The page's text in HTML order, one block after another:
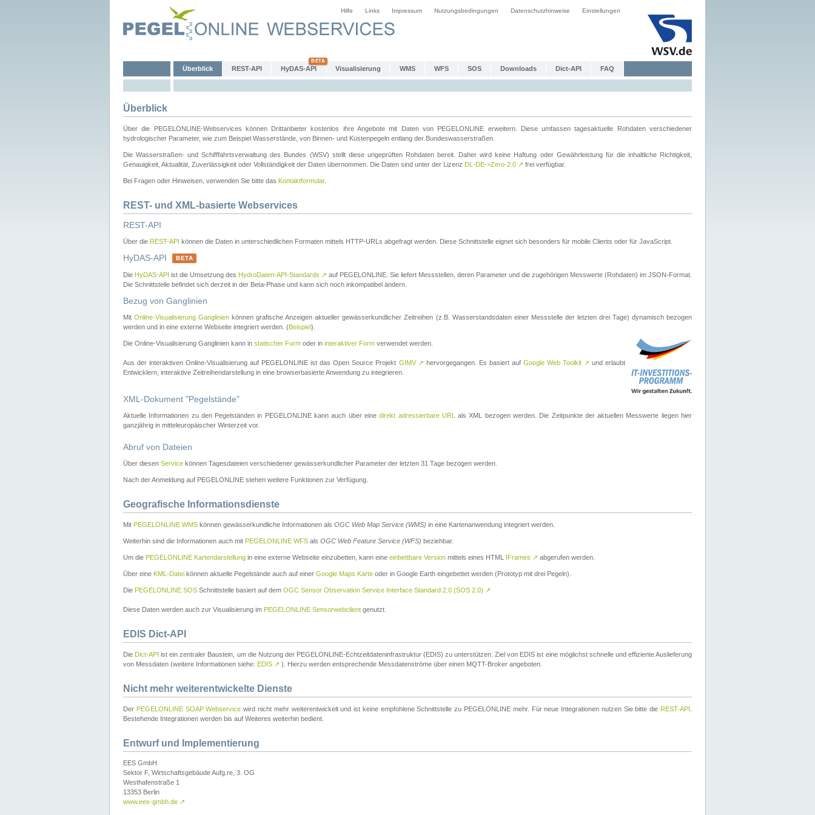
Hilfe Links Impressum Nutzungsbedingungen Datenschutzhinweise Einstellungen
Überblick REST-API HyDAS-API Visualisierung WMS WFS SOS Downloads Dict-API FAQ
Überblick
Über die PEGELONLINE-Webservices können Drittanbieter kostenlos ihre Angebote mit Daten von PEGELONLINE erweitern. Diese umfassen tagesaktuelle Rohdaten verschiedener
hydrologischer Parameter, wie zum Beispiel Wasserstände, von Binnen- und Küstenpegeln entlang der Bundeswasserstraßen.
Die Wasserstraßen- und Schifffahrtsverwaltung des Bundes (WSV) stellt diese ungeprüften Rohdaten bereit. Daher wird keine Haftung oder Gewährleistung für die inhaltliche Richtigkeit,
Genauigkeit, Aktualität, Zuverlässigkeit oder Vollständigkeit der Daten übernommen. Die Daten sind unter der Lizenz DL-DE->Zero-2.0 ↗ frei verfügbar.
Bei Fragen oder Hinweisen, verwenden Sie bitte das Kontaktformular.
REST- und XML-basierte Webservices
REST-API
Über die REST-API können die Daten in unterschiedlichen Formaten mittels HTTP-URLs abgefragt werden. Diese Schnittstelle eignet sich besonders für mobile Clients oder für JavaScript.
HyDAS-API BETA
Die HyDAS-API ist die Umsetzung des HydroDaten-API-Standards ↗ auf PEGELONLINE. Sie liefert Messstellen, deren Parameter und die zugehörigen Messwerte (Rohdaten) im JSON-Format.
Die Schnittstelle befindet sich derzeit in der Beta-Phase und kann sich noch inkompatibel ändern.
Bezug von Ganglinien
MitOnline-Visualisierung Ganglinien können grafische Anzeigen aktueller gewässerkundlicher Zeitreihen (z.B. Wasserstandsdaten einer Messstelle der letzten drei Tage) dynamisch bezogen
werden und in eine externe Webseite integriert werden. (Beispiel).
Die Online-Visualisierung Ganglinien kann in statischer Form oder in interaktiver Form verwendet werden.
Aus der interaktiven Online-Visualisierung auf PEGELONLINE ist das Open Source Projekt GIMV ↗ hervorgegangen. Es basiert auf Google Web Toolkit ↗ und erlaubt
Entwicklern, interaktive Zeitreihendarstellung in eine browserbasierte Anwendung zu integrieren.
XML-Dokument "Pegelstände"
Aktuelle Informationen zu den Pegelständen in PEGELONLINE kann auch über einedirekt adressierbare URL
als XML bezogen werden. Die Zeitpunkte der aktuellen Messwerte liegen hier
ganzjährig in mitteleuropäischer Winterzeit vor.
Abruf von Dateien
Über diesen Service können Tagesdateien verschiedener gewässerkundlicher Parameter der letzten 31 Tage bezogen werden.
Nach der Anmeldung auf PEGELONLINE stehen weitere Funktionen zur Verfügung.
Geografische Informationsdienste
Mit PEGELONLINE WMS können gewässerkundliche Informationen als OGC Web Map Service (WMS) in eine Kartenanwendung integriert werden.
Weiterhin sind die Informationen auch mit PEGELONLINE WFS als OGC Web Feature Service (WFS) beziehbar.
Um die PEGELONLINE Kartendarstellung in eine externe Webseite einzubetten, kann eine einbettbare Version mittels eines HTML IFrames ↗ abgerufen werden.
Über eine KML-Datei können aktuelle Pegelstände auch auf einer Google Maps Karte oder in Google Earth eingebettet werden (Prototyp mit drei Pegeln).
Die PEGELONLINE SOS Schnittstelle basiert auf dem OGC Sensor Observation Service Interface Standard 2.0 (SOS 2.0) ↗
Diese Daten werden auch zur Visualisierung im PEGELONLINE Sensorwebclient genutzt.
EDIS Dict-API
Die Dict-API ist ein zentraler Baustein, um die Nutzung der PEGELONLINE-Echtzeitdateninfrastruktur (EDIS) zu unterstützen. Ziel von EDIS ist eine möglichst schnelle und effiziente Auslieferung
von Messdaten (weitere Informationen siehe: EDIS ↗ ). Hierzu werden entsprechende Messdatenströme über einen MQTT-Broker angeboten.
Nicht mehr weiterentwickelte Dienste
Der PEGELONLINE SOAP Webservice wird nicht mehr weiterentwickelt und ist keine empfohlene Schnittstelle zu PEGELONLINE mehr. Für neue Integrationen nutzen Sie bitte die REST-API
Bestehende Integrationen werden bis auf Weiteres weiterhin bedient.
Entwurf und Implementierung
EES GmbH
Sektor F, Wirtschaftsgebäude Aufg.re, 3. OG
Westhafenstraße 1
13353 Berlin
www.ees-gmbh.de ↗